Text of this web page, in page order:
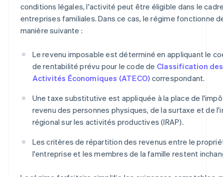
conditions légales, l'activité peut être éligible dans le
entreprises familiales. Dans ce cas, le régime fonctionne
manière suivante :
Le revenu imposable est déterminé en appliquant le
de rentabilité prévu pour le code de Classification des
Activités Économiques (ATECO) correspondant.
Une taxe substitutive est appliquée à la place de
revenu des personnes physiques, de la surtaxe et de
régional sur les activités productives (IRAP).
Les critères de répartition des revenus entre le
l'entreprise et les membres de la famille restent